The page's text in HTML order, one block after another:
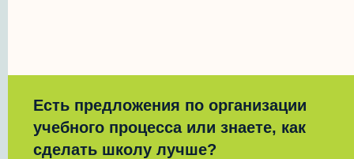
Есть предложения по организации
учебного процесса или знаете, как
сделать школу лучше?